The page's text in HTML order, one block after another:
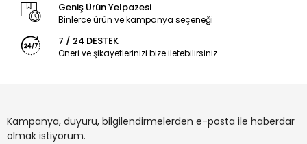
Geniş Ürün Yelpazesi
Binlerce ürün ve kampanya seçeneği
7 / 24 DESTEK
Öneri ve şikayetlerinizi bize iletebilirsiniz.
Kampanya, duyuru, bilgilendirmelerden e-posta ile haberdar
olmak istiyorum.